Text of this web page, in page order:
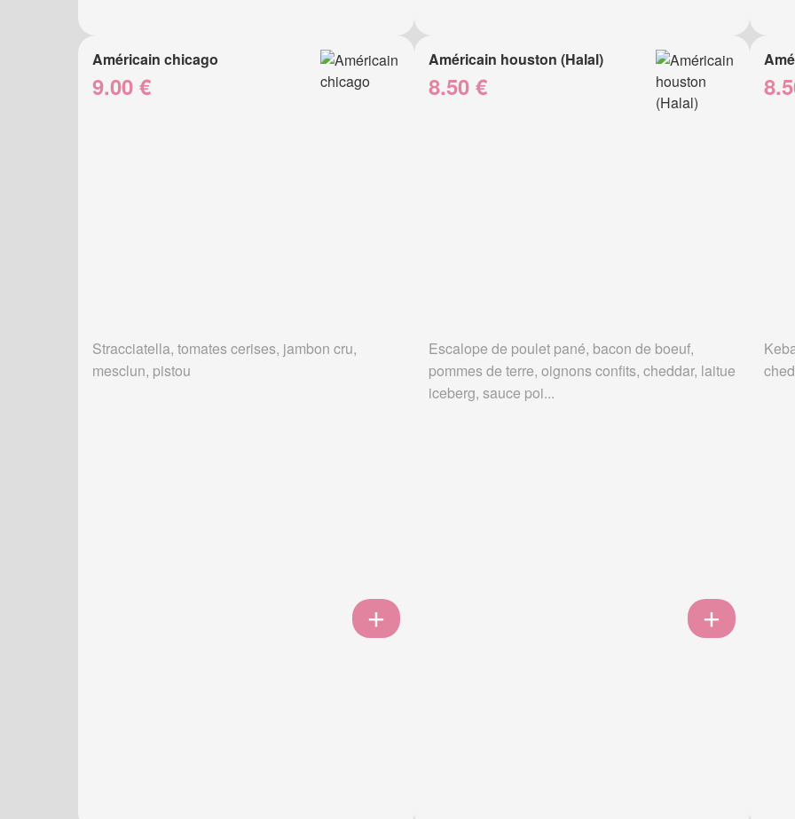
Américain chicago
9.00 €
Stracciatella, tomates cerises, jambon cru,
mesclun, pistou
Américain houston (Halal)
8.50 €
Escalope de poulet pané, bacon de boeuf,
pommes de terre, oignons confits, cheddar, laitue
iceberg, sauce poi...